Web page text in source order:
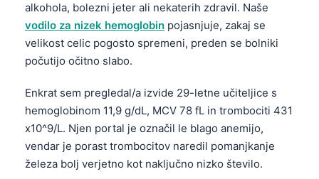
alkohola, bolezni jeter ali nekaterih zdravil. Naše
vodilo za nizek hemoglobin pojasnjuje, zakaj se
velikost celic pogosto spremeni, preden se bolniki
počutijo očitno slabo.
Enkrat sem pregledal/a izvide 29-letne učiteljice s
hemoglobinom 11,9 g/dL, MCV 78 fL in trombociti 431
x10^9/L. Njen portal je označil le blago anemijo,
vendar je porast trombocitov naredil pomanjkanje
železa bolj verjetno kot naključno nizko število.